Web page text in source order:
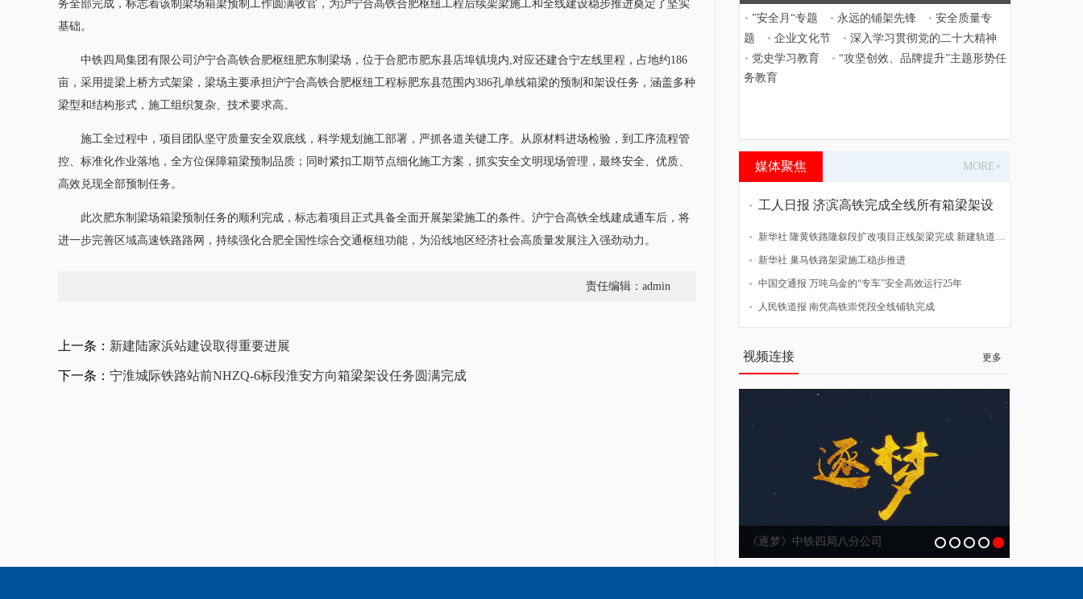
务全部完成，标志着该制梁场箱梁预制工作圆满收官，为沪宁合高铁合肥枢纽工程后续架梁施工和全线建设稳步推进奠定了坚实
基础。
中铁四局集团有限公司沪宁合高铁合肥枢纽肥东制梁场，位于合肥市肥东县店埠镇境内,对应还建合宁左线里程，占地约186
亩，采用提梁上桥方式架梁，梁场主要承担沪宁合高铁合肥枢纽工程标肥东县范围内386孔单线箱梁的预制和架设任务，涵盖多种
梁型和结构形式，施工组织复杂、技术要求高。
施工全过程中，项目团队坚守质量安全双底线，科学规划施工部署，严抓各道关键工序。从原材料进场检验，到工序流程管
控、标准化作业落地，全方位保障箱梁预制品质；同时紧扣工期节点细化施工方案，抓实安全文明现场管理，最终安全、优质、
高效兑现全部预制任务。
此次肥东制梁场箱梁预制任务的顺利完成，标志着项目正式具备全面开展架梁施工的条件。沪宁合高铁全线建成通车后，将
进一步完善区域高速铁路路网，持续强化合肥全国性综合交通枢纽功能，为沿线地区经济社会高质量发展注入强劲动力。
责任编辑：admin
上一条： 新建陆家浜站建设取得重要进展
下一条： 宁淮城际铁路站前NHZQ-6标段淮安方向箱梁架设任务圆满完成
”安全月“专题 永远的铺架先锋
安全质量专
题
企业文化节
深入学习贯彻党的二十大精神
党史学习教育
“攻坚创效、品牌提升”主题形势任
务教育
MORE+
媒体聚焦
工人日报 济滨高铁完成全线所有箱梁架设
新华社 隆黄铁路隆叙段扩改项目正线架梁完成 新建轨道贯通
新华社 巢马铁路架梁施工稳步推进
中国交通报 万吨乌金的“专车”安全高效运行25年
人民铁道报 南凭高铁崇凭段全线铺轨完成
更多
视频连接
《逐梦》中铁四局八分公司